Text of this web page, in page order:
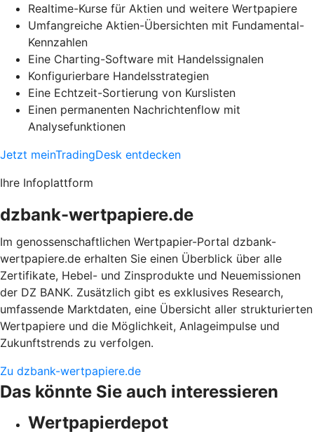
Realtime-Kurse für Aktien und weitere Wertpapiere
Umfangreiche Aktien-Übersichten mit Fundamental-
Kennzahlen
Eine Charting-Software mit Handelssignalen
Konfigurierbare Handelsstrategien
Eine Echtzeit-Sortierung von Kurslisten
Einen permanenten Nachrichtenflow mit
Analysefunktionen
Jetzt meinTradingDesk entdecken
Ihre Infoplattform
dzbank-wertpapiere.de
Im genossenschaftlichen Wertpapier-Portal dzbank-
wertpapiere.de erhalten Sie einen Überblick über alle
Zertifikate, Hebel- und Zinsprodukte und Neuemissionen
der DZ BANK. Zusätzlich gibt es exklusives Research,
umfassende Marktdaten, eine Übersicht aller strukturierten
Wertpapiere und die Möglichkeit, Anlageimpulse und
Zukunftstrends zu verfolgen.
Zu dzbank-wertpapiere.de
Das könnte Sie auch interessieren
Wertpapierdepot